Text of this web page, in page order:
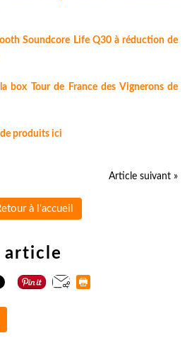
Soundcore Life Q30 à réduction de
box Tour de France des Vignerons de
produits ici
Article suivant »
à l'accueil
article